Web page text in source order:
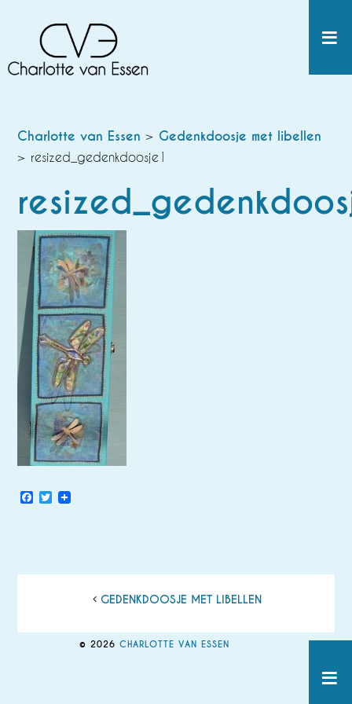
Charlotte van Essen > Gedenkdoosje met libellen
> resized_gedenkdoosje1
Facebook
Twitter
GEDENKDOOSJE MET LIBELLEN
© 2026 CHARLOTTE VAN ESSEN